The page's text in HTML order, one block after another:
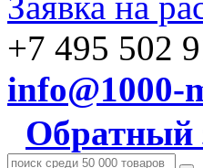
+7 495 502
info@1000-
Обратный